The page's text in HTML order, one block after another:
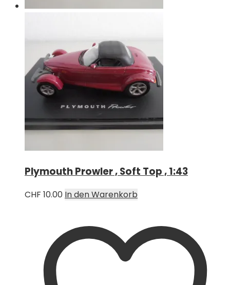
Plymouth Prowler , Soft Top , 1:43
CHF 10.00 In den Warenkorb